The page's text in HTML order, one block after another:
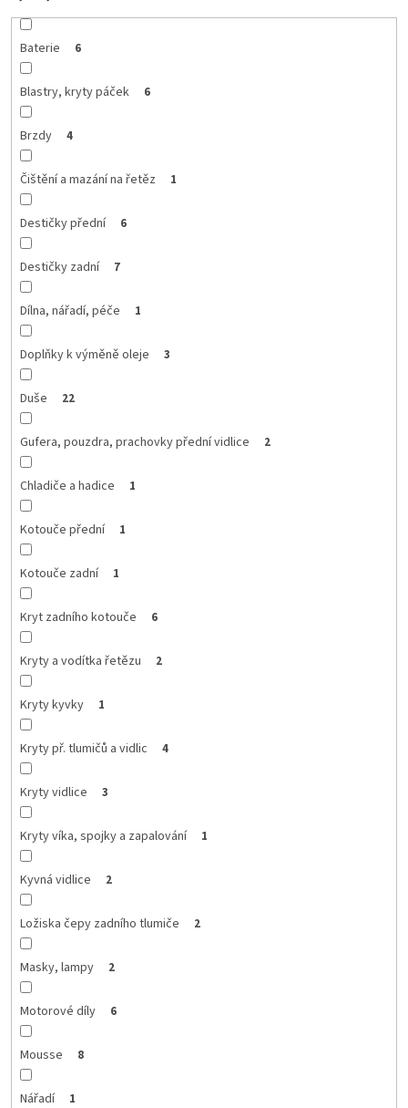
Baterie 6
Blastry, kryty páček 6
Brzdy 4
Čištění a mazání na řetěz 1
Destičky přední 6
Destičky zadní 7
Dílna, nářadí, péče 1
Doplňky k výměně oleje 3
Duše 22
Gufera, pouzdra, prachovky přední vidlice 2
Chladiče a hadice 1
Kotouče přední 1
Kotouče zadní 1
Kryt zadního kotouče 6
Kryty a vodítka řetězu 2
Kryty kyvky 1
Kryty př. tlumičů a vidlic 4
Kryty vidlice 3
Kryty víka, spojky a zapalování 1
Kyvná vidlice 2
Ložiska čepy zadního tlumiče 2
Masky, lampy 2
Motorové díly 6
Mousse 8
Nářadí 1